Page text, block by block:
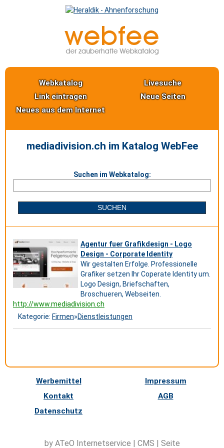
Webkatalog
Livesuche
Link eintragen
Neue Seiten
Neues aus dem Internet
mediadivision.ch im Katalog WebFee
Suchen im Webkatalog:
Agentur fuer Grafikdesign - Logo
Design - Corporate Identity
Wir gestalten Erfolge. Professionelle
Grafiker setzen Ihr Coperate Identity um.
Logo Design, Briefschaften,
Broschueren, Webseiten.
http://www.mediadivision.ch
Kategorie: Firmen»Dienstleistungen
Werbemittel
Impressum
Kontakt
AGB
Datenschutz
by ATeO Internetservice | CMS | Seite